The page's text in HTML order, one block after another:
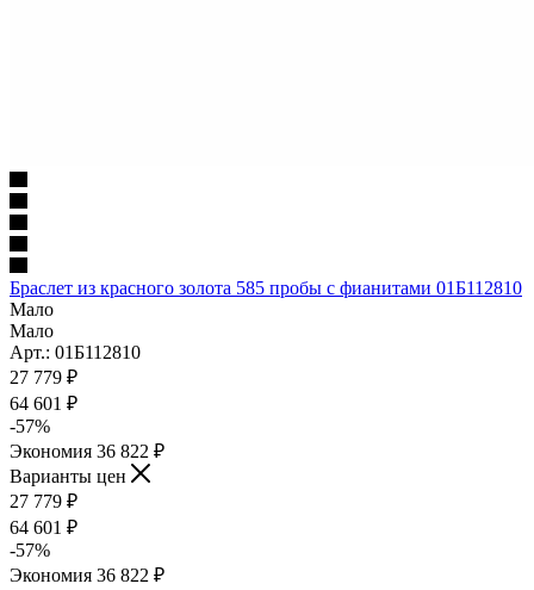
Браслет из красного золота 585 пробы с фианитами 01Б112810
Мало
Мало
Арт.: 01Б112810
27 779 ₽
64 601 ₽
-57%
Экономия 36 822 ₽
Варианты цен
27 779 ₽
64 601 ₽
-57%
Экономия 36 822 ₽